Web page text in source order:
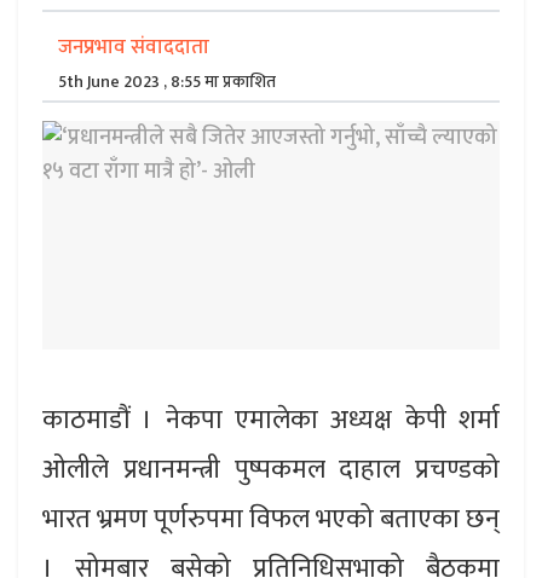
जनप्रभाव संवाददाता
5th June 2023 , 8:55 मा प्रकाशित
काठमाडौं । नेकपा एमालेका अध्यक्ष केपी शर्मा
ओलीले प्रधानमन्त्री पुष्पकमल दाहाल प्रचण्डको
भारत भ्रमण पूर्णरुपमा विफल भएको बताएका छन्
। सोमबार बसेको प्रतिनिधिसभाको बैठकमा